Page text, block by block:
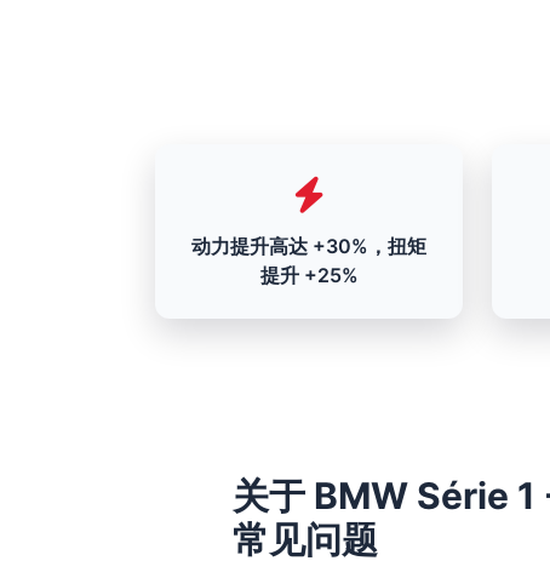
动力提升高达 +30%，扭矩
提升 +25%
关于 BMW Série
常见问题